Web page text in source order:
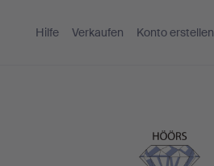
Hilfe Verkaufen Konto erstellen